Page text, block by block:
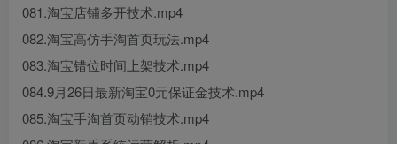
081.淘宝店铺多开技术.mp4
082.淘宝高仿手淘首页玩法.mp4
083.淘宝错位时间上架技术.mp4
084.9月26日最新淘宝0元保证金技术.mp4
085.淘宝手淘首页动销技术.mp4